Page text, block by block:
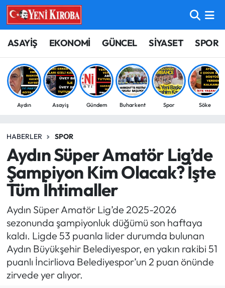
ASAYİŞ EKONOMİ GÜNCEL SİYASET SPOR
Aydın Asayiş Gündem Buharkent Spor Söke
HABERLER SPOR
Aydın Süper Amatör Lig’de
Şampiyon Kim Olacak? İşte
Tüm İhtimaller
Aydın Süper Amatör Lig’de 2025-2026
sezonunda şampiyonluk düğümü son haftaya
kaldı. Ligde 53 puanla lider durumda bulunan
Aydın Büyükşehir Belediyespor, en yakın rakibi 51
puanlı İncirliova Belediyespor’un 2 puan önünde
zirvede yer alıyor.
ASAYİŞ
BİLİM-TEKNOLOJİ
ÇEVRE
EĞİTİM
EKONOMİ
GÜNCEL
GÜNDEM
MAGAZİN
SAĞLIK
Aydın Nöbetçi Eczaneler
Aydın Hava Durumu
Aydin Namaz Vakitleri
Süper Lig Puan Durumu ve Fikstür
Tüm Manşetler
Son Dakika Haberleri
Haber Arşivi